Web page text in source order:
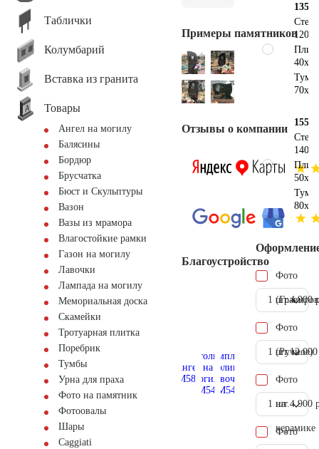
Таблички
Колумбарий
Вставка из гранита
Товары
Ангел на могилу
Балясины
Бордюр
Брусчатка
Бюст и Скульптуры
Вазон
Вазы из мрамора
Влагостойкие рамки
Газон на могилу
Лавочки
Лампада на могилу
Мемориальная доска
Скамейки
Тротуарная плитка
Поребрик
Тумбы
Урна для праха
Фото на памятник
Фотоовалы
Шары
Сaggiati
Примеры памятников
Отзывы о компании
Благоустройство
Фото
1 шт.4.900
Фото
(Ручное)
1 шт.
Фото
на
керамике
1 шт. 4.900
Фото